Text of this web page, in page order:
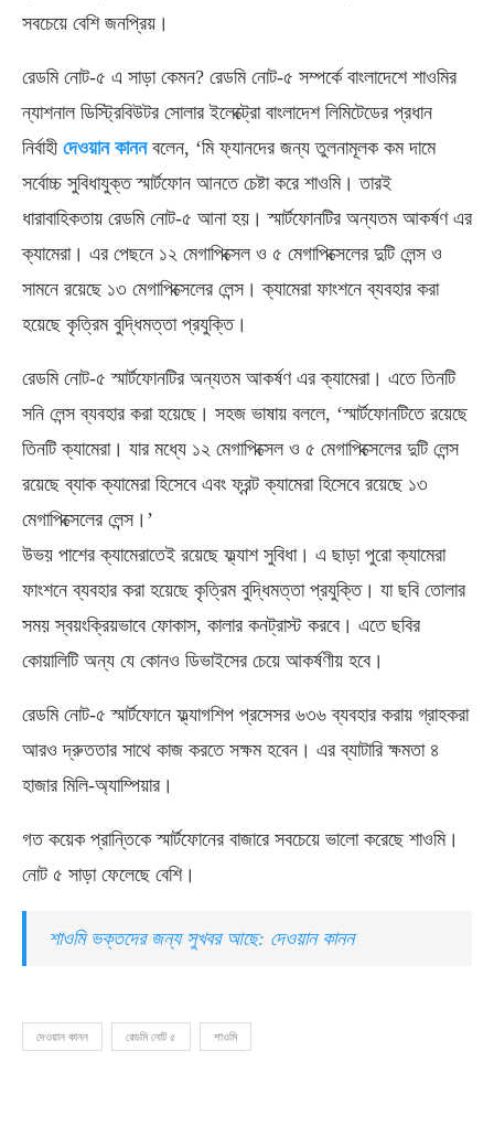
সবচেয়ে বেশি জনপ্রিয়।
রেডমি নোট-৫ এ সাড়া কেমন? রেডমি নোট-৫ সম্পর্কে বাংলাদেশে শাওমির
ন্যাশনাল ডিস্ট্রিবিউটর সোলার ইলেক্ট্রো বাংলাদেশ লিমিটেডের প্রধান
নির্বাহী দেওয়ান কানন বলেন, ‌‘মি ফ্যানদের জন্য তুলনামূলক কম দামে
সর্বোচ্চ সুবিধাযুক্ত স্মার্টফোন আনতে চেষ্টা করে শাওমি। তারই
ধারাবাহিকতায় রেডমি নোট-৫ আনা হয়। স্মার্টফোনটির অন্যতম আকর্ষণ এর
ক্যামেরা। এর পেছনে ১২ মেগাপিক্সেল ও ৫ মেগাপিক্সেলের দুটি লেন্স ও
সামনে রয়েছে ১৩ মেগাপিক্সেলের লেন্স। ক্যামেরা ফাংশনে ব্যবহার করা
হয়েছে কৃত্রিম বুদ্ধিমত্তা প্রযুক্তি।
রেডমি নোট-৫ স্মার্টফোনটির অন্যতম আকর্ষণ এর ক্যামেরা। এতে তিনটি
সনি লেন্স ব্যবহার করা হয়েছে। সহজ ভাষায় বললে, ‘স্মার্টফোনটিতে রয়েছে
তিনটি ক্যামেরা। যার মধ্যে ১২ মেগাপিক্সেল ও ৫ মেগাপিক্সেলের দুটি লেন্স
রয়েছে ব্যাক ক্যামেরা হিসেবে এবং ফ্রন্ট ক্যামেরা হিসেবে রয়েছে ১৩
মেগাপিক্সেলের লেন্স।’
উভয় পাশের ক্যামেরাতেই রয়েছে ফ্ল্যাশ সুবিধা। এ ছাড়া পুরো ক্যামেরা
ফাংশনে ব্যবহার করা হয়েছে কৃত্রিম বুদ্ধিমত্তা প্রযুক্তি। যা ছবি তোলার
সময় স্বয়ংক্রিয়ভাবে ফোকাস, কালার কনট্রাস্ট করবে। এতে ছবির
কোয়ালিটি অন্য যে কোনও ডিভাইসের চেয়ে আকর্ষণীয় হবে।
রেডমি নোট-৫ স্মার্টফোনে ফ্ল্যাগশিপ প্রসেসর ৬৩৬ ব্যবহার করায় গ্রাহকরা
আরও দ্রুততার সাথে কাজ করতে সক্ষম হবেন। এর ব্যাটারি ক্ষমতা ৪
হাজার মিলি-অ্যাম্পিয়ার।
গত কয়েক প্রান্তিকে স্মার্টফোনের বাজারে সবচেয়ে ভালো করেছে শাওমি।
নোট ৫ সাড়া ফেলেছে বেশি।
শাওমি ভক্তদের জন্য সুখবর আছে: দেওয়ান কানন
দেওয়ান কানন রেডমি নোট ৫ শাওমি